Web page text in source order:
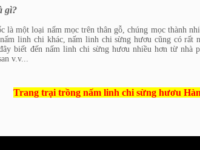
gì?
là một loại nấm mọc trên thân gỗ, chúng mọc thành
linh chi khác, nấm linh chi sừng hươu cũng có
biết đến nấm linh chi sừng hươu nhiều hơn từ nhà
v.v...
Trang trại trồng nấm linh chi sừng hươu